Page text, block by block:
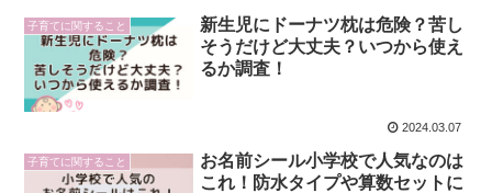
子育てに関すること
新生児にドーナツ枕は危険？苦し
そうだけど大丈夫？いつから使え
るか調査！
2024.03.07
子育てに関すること
お名前シール小学校で人気なのは
これ！防水タイプや算数セットに